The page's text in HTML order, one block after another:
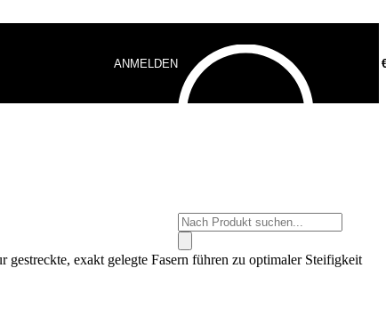
ANMELDEN
Products
search
exakt gelegte Fasern führen zu optimaler Steifigkeit